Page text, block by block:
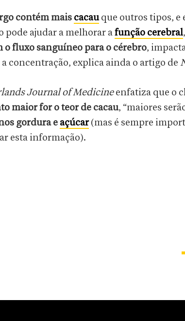
contém mais cacauque outros tipos, e
ajudar a melhorar afunção cerebral
o fluxo sanguíneo para o cérebro,
concentração, explica ainda o artigo de
Journal of Medicineenfatiza que o
maior for o teor de cacau, “maiores
gordura e açúcar(mas é sempre
esta informação).